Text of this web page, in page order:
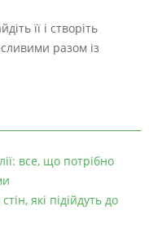
її і створіть
разом із
все, що потрібно
які підійдуть до